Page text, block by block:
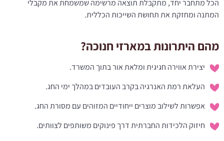
הכל מתחבר יחד, מתקבלת תוצאה מרשימה שמשמחת את מקבלי
המתנה ומחזקת את תחושת השייכות הכללית.
מהם היתרונות במארזי חנוכה?
יצירת אווירה חגיגית ומלאת אור בתוך המשרד.
העלאת רמת האנרגיה בקרב העובדים במהלך ימי החג.
אפשרות לשילוב מוצרים ייחודיים המזוהים עם מסורת החג.
חיזוק הלכידות החברתית דרך פינוקים משותפים לצוותים.